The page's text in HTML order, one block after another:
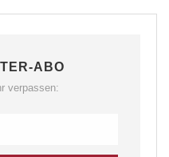
ABO
verpassen: